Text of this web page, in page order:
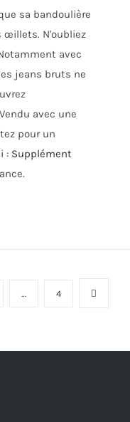
sa bandoulière
œillets. N'oubliez
avec
jeans bruts ne
avec une
pour un
: Supplément
… 4